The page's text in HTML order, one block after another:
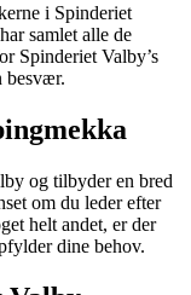
i Spinderiet
samlet alle de
Spinderiet Valby’s
besvær.
og tilbyder en bred
om du leder efter
helt andet, er der
dine behov.